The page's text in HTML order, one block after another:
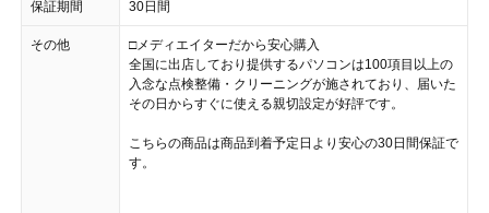
保証期間 30日間
その他
□メディエイターだから安心購入
全国に出店しており提供するパソコンは100項目以上の
入念な点検整備・クリーニングが施されており、届いた
その日からすぐに使える親切設定が好評です。
こちらの商品は商品到着予定日より安心の30日間保証で
す。